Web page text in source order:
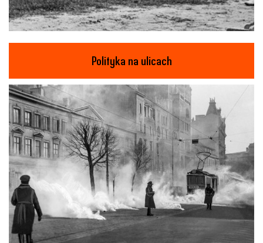
Polityka na ulicach